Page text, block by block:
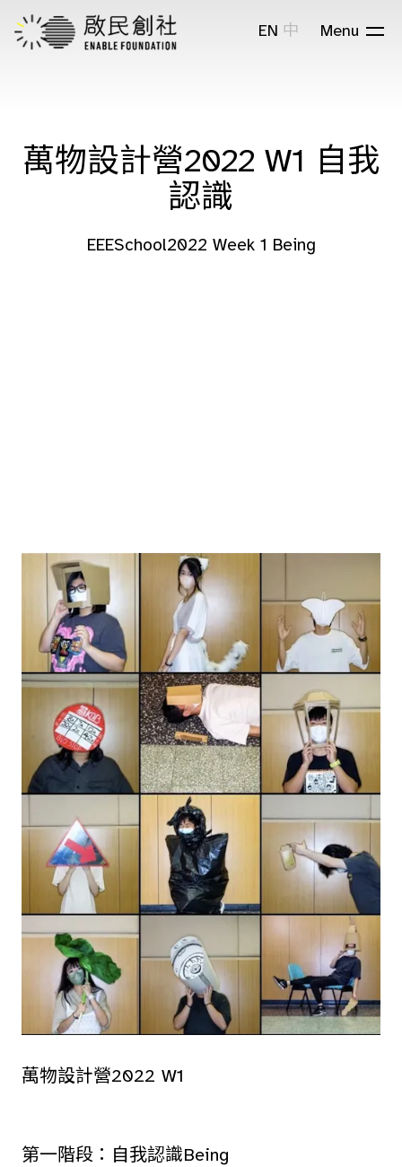
EN 中 Menu
萬物設計營2022 W1 自我
認識
EEESchool2022 Week 1 Being
萬物設計營2022 W1
第一階段：自我認識Being